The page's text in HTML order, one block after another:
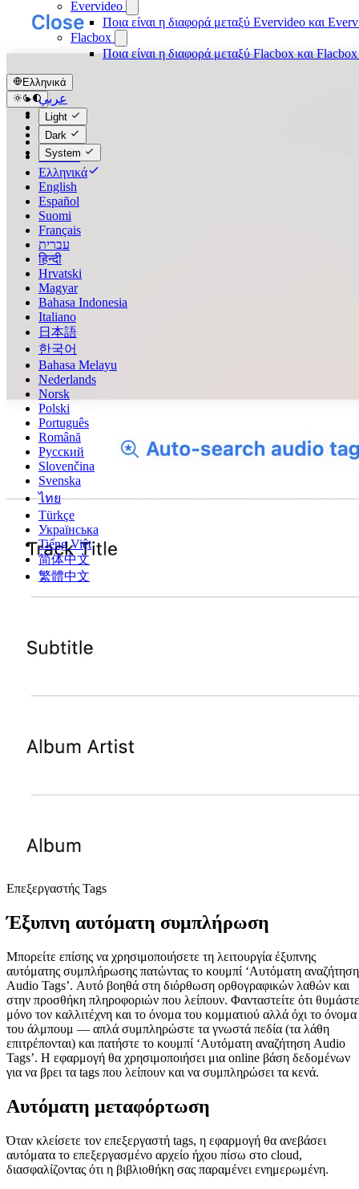
Evervideo
Ποια είναι η διαφορά μεταξύ Evervideo και
Flacbox
Ποια είναι η διαφορά μεταξύ Flacbox και
Ελληνικά
عربي
Català
Čeština
Dansk
Deutsch
Ελληνικά
English
Español
Suomi
Français
עברית
हिन्दी
Hrvatski
Magyar
Bahasa Indonesia
Italiano
日本語
한국어
Bahasa Melayu
Nederlands
Norsk
Polski
Português
Română
Русский
Slovenčina
Svenska
ไทย
Türkçe
Українська
Tiếng Việt
简体中文
繁體中文
Light
Dark
System
Επεξεργαστής Tags
Έξυπνη αυτόματη συμπλήρωση
Μπορείτε επίσης να χρησιμοποιήσετε τη λειτουργία έξυπνης
αυτόματης συμπλήρωσης πατώντας το κουμπί ‘Αυτόματη αναζήτηση
Audio Tags’. Αυτό βοηθά στη διόρθωση ορθογραφικών λαθών και
στην προσθήκη πληροφοριών που λείπουν. Φανταστείτε ότι θυμάστε
μόνο τον καλλιτέχνη και το όνομα του κομματιού αλλά όχι το όνομα
του άλμπουμ — απλά συμπληρώστε τα γνωστά πεδία (τα λάθη
επιτρέπονται) και πατήστε το κουμπί ‘Αυτόματη αναζήτηση Audio
Tags’. Η εφαρμογή θα χρησιμοποιήσει μια online βάση δεδομένων
για να βρει τα tags που λείπουν και να συμπληρώσει τα κενά.
Αυτόματη μεταφόρτωση
Όταν κλείσετε τον επεξεργαστή tags, η εφαρμογή θα ανεβάσει
αυτόματα το επεξεργασμένο αρχείο ήχου πίσω στο cloud,
διασφαλίζοντας ότι η βιβλιοθήκη σας παραμένει ενημερωμένη.